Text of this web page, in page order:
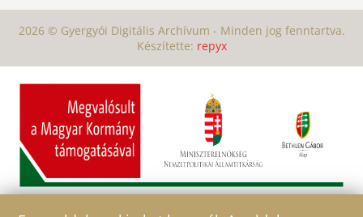
2026 © Gyergyói Digitális Archívum - Minden jog fenntartva.
Készítette: repyx